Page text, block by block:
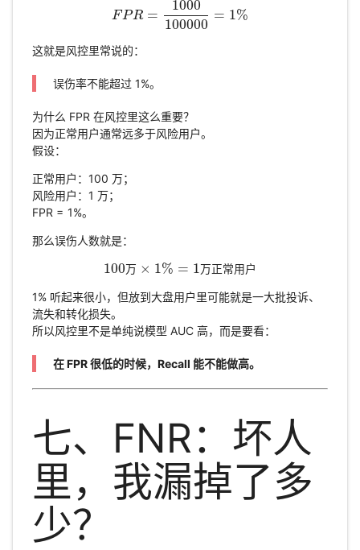
FPR =
1000
100000
= 1%
FPR=1000100000= 1%
这就是风控里常说的：
误伤率不能超过 1%。
为什么 FPR 在风控里这么重要？
因为正常用户通常远多于风险用户。
假设：
正常用户：100 万；
风险用户：1 万；
FPR = 1%。
那么误伤人数就是：
100 万 × 1% = 1 万 正常用 户
100 万 ×1%=1万正常用户
1% 听起来很小，但放到大盘用户里可能就是一大批投诉、
流失和转化损失。
所以风控里不是单纯说模型 AUC 高，而是要看：
在 FPR 很低的时候，Recall 能不能做高。
七、FNR：坏人
里，我漏掉了多
少？